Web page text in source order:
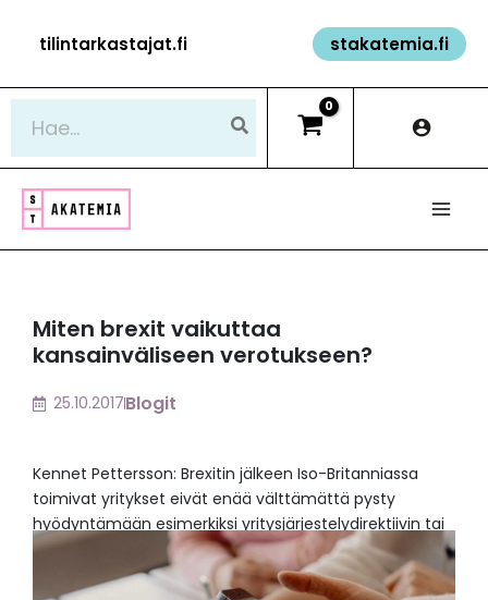
sisältöön
tilintarkastajat.fi stakatemia.fi
Miten brexit vaikuttaa
kansainväliseen verotukseen?
25.10.2017Blogit
Kennet Pettersson: Brexitin jälkeen Iso-Britanniassa
toimivat yritykset eivät enää välttämättä pysty
hyödyntämään esimerkiksi yritysjärjestelydirektiivin tai